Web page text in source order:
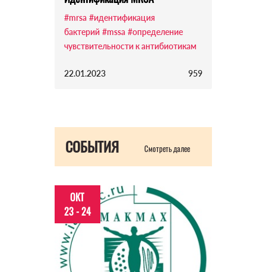
#mrsa #идентификация
бактерий #mssa #определение
чувствительности к антибиотикам
22.01.2023 959
СОБЫТИЯ Смотреть далее
ОКТ
23 - 24